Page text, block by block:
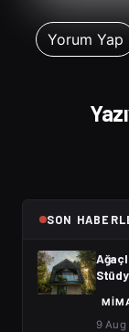
SON
9 Aug